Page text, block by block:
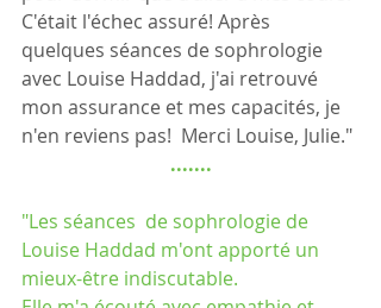
C'était l'échec assuré! Après
quelques séances de sophrologie
avec Louise Haddad, j'ai retrouvé
mon assurance et mes capacités, je
n'en reviens pas!  Merci Louise, Julie."
.......
"Les séances  de sophrologie de
Louise Haddad m'ont apporté un
mieux-être indiscutable.